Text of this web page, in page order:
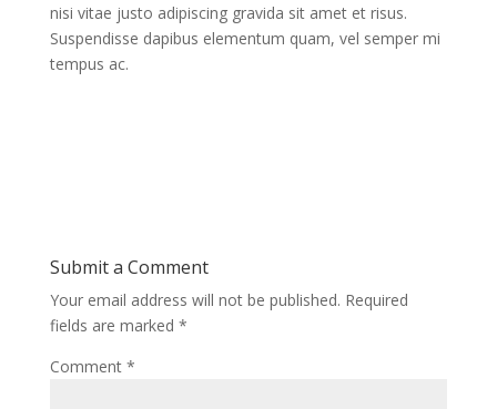
nisi vitae justo adipiscing gravida sit amet et risus.
Suspendisse dapibus elementum quam, vel semper mi
tempus ac.
Submit a Comment
Your email address will not be published. Required
fields are marked *
Comment *